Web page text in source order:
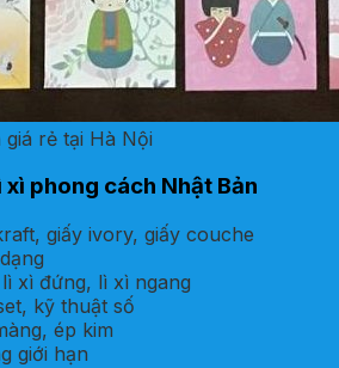
rẻ tại Hà Nội
phong cách Nhật Bản
giấy ivory, giấy couche
xì đứng, lì xì ngang
kỹ thuật số
ép kim
giới hạn